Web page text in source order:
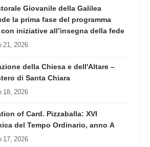
Giovanile della Galilea
la prima fase del programma
iniziative all’insegna della fede
21, 2026
della Chiesa e dell'Altare –
di Santa Chiara
18, 2026
of Card. Pizzaballa: XVI
del Tempo Ordinario, anno A
17, 2026